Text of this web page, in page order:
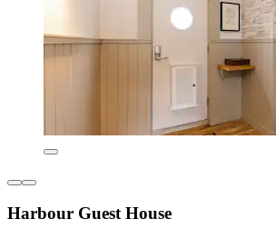
Harbour Guest House